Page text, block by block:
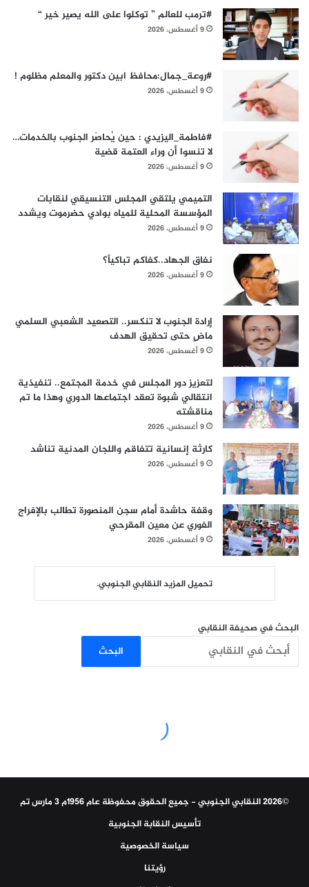
#ترمب للعالم ” توكلوا على الله يصير خير “
9 أغسطس، 2026
#روعة_جمال:محافظ ابين دكتور والمعلم مظلوم !
9 أغسطس، 2026
#فاطمة_اليزيدي : حين يُحاصَر الجنوب بالخدمات…
لا تنسوا أن وراء العتمة قضية
9 أغسطس، 2026
التميمي يلتقي المجلس التنسيقي لنقابات
المؤسسة المحلية للمياه بوادي حضرموت ويشدد
9 أغسطس، 2026
نفاق الجهاد..كفاكم تباكياً؟
9 أغسطس، 2026
إرادة الجنوب لا تنكسر.. التصعيد الشعبي السلمي
ماضٍ حتى تحقيق الهدف
9 أغسطس، 2026
لتعزيز دور المجلس في خدمة المجتمع.. تنفيذية
انتقالي شبوة تعقد اجتماعها الدوري وهذا ما تم
مناقشته
9 أغسطس، 2026
كارثة إنسانية تتفاقم واللجان المدنية تناشد
9 أغسطس، 2026
وقفة حاشدة أمام سجن المنصورة تطالب بالإفراج
الفوري عن معين المقرحي
9 أغسطس، 2026
تحميل المزيد النقابي الجنوبي.
البحث في صحيفة النقابي
البحث
©2026 النقابي الجنوبي - جميع الحقوق محفوظة عام 1956م 3 مارس تم
تأسيس النقابة الجنوبية
سياسة الخصوصية
رؤيتنا